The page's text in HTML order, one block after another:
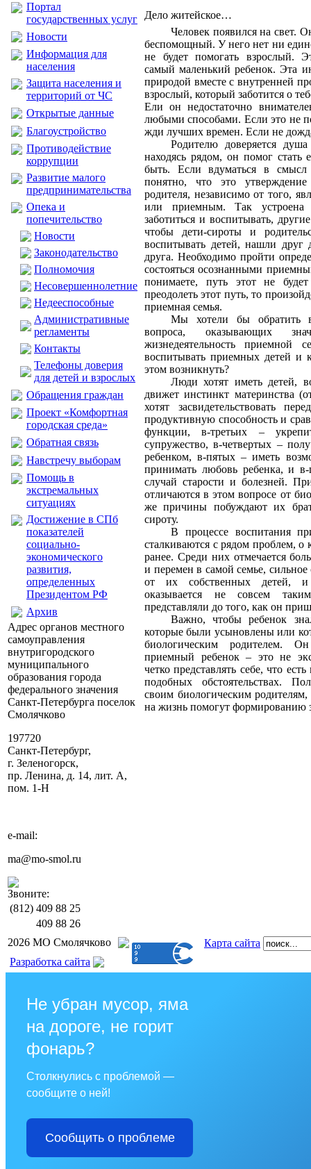
Портал
государственных услуг
Новости
Информация для
населения
Защита населения и
территорий от ЧС
Открытые данные
Благоустройство
Противодействие
коррупции
Развитие малого
предпринимательства
Опека и
попечительство
Новости
Законодательство
Полномочия
Несовершеннолетние
Недееспособные
Административные
регламенты
Контакты
Телефоны доверия
для детей и взрослых
Обращения граждан
Проект «Комфортная
городская среда»
Обратная связь
Навстречу выборам
Помощь в
экстремальных
ситуациях
Достижение в СПб
показателей
социально-
экономического
развития,
определенных
Президентом РФ
Архив
Адрес органов местного
самоуправления
внутригородского
муниципального
образования города
федерального значения
Санкт-Петербурга поселок
Смолячково
197720
Санкт-Петербург,
г. Зеленогорск,
пр. Ленина, д. 14, лит. А,
пом. 1-Н
e-mail:
ma@mo-smol.ru
Звоните:
(812) 409 88 25
409 88 26
Дело житейское…
Человек появился на свет.
беспомощный. У него нет ни
не будет помогать взрослый.
самый маленький ребенок. Эта
природой вместе с внутренней
взрослый, который заботится о
Ели он недостаточно
любыми способами. Если это не
жди лучших времен. Если не
Родителю доверяется
находясь рядом, он помог стать
быть. Если вдуматься в смысл
понятно, что это
родителя, независимо от того,
или приемным. Так
заботиться и воспитывать,
чтобы дети-сироты и
воспитывать детей, нашли
друга. Необходимо пройти
состояться осознанными
понимаете, путь этот не
преодолеть этот путь, то
приемная семья.
Мы хотели бы обратить
вопроса, оказывающих
жизнедеятельность приемной
воспитывать приемных детей и
этом возникнуть?
Люди хотят иметь детей,
движет инстинкт материнства
хотят засвидетельствовать
продуктивную способность и
функции, в-третьих –
супружество, в-четвертых –
ребенком, в-пятых – иметь
принимать любовь ребенка, и
случай старости и болезней.
отличаются в этом вопросе от
же причины побуждают их
сироту.
В процессе воспитания
сталкиваются с рядом проблем, о
ранее. Среди них отмечается
и перемен в самой семье,
от их собственных детей, и
оказывается не совсем
представляли до того, как он
Важно, чтобы ребенок
которые были усыновлены или
биологическим родителем.
приемный ребенок – это не
четко представлять себе, что
подобных обстоятельствах.
своим биологическим
на жизнь помогут формированию
2026 МО Смолячково
Карта сайта
Разработка сайта
Не убран мусор, яма
на дороге, не горит
фонарь?
Столкнулись с проблемой —
сообщите о ней!
Сообщить о проблеме